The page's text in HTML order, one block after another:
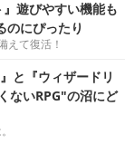
遊びやすい機能も
のにぴったり
えて復活！
と『ウィザードリ
ないRPG"の沼にど